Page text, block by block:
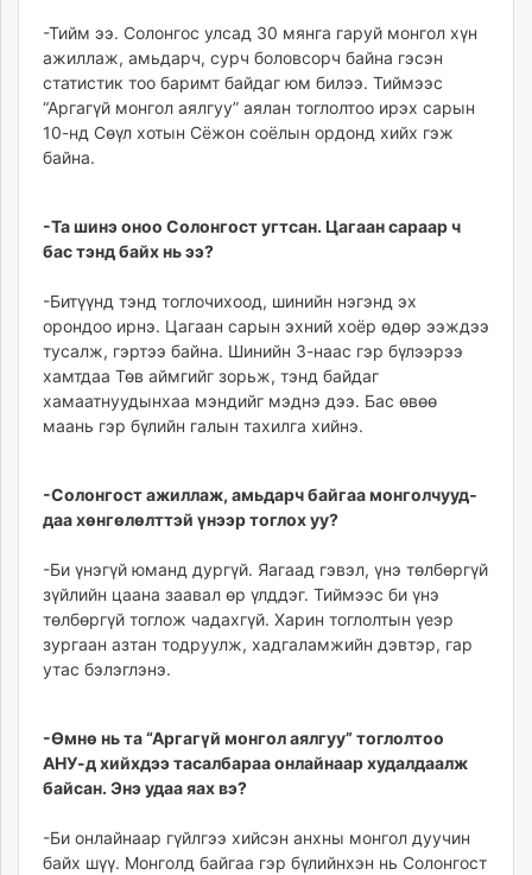
-Тийм ээ. Солонгос улсад 30 мянга гаруй монгол хүн
ажиллаж, амьдарч, сурч боловсорч байна гэсэн
статистик тоо баримт байдаг юм билээ. Тиймээс
“Аргагүй монгол аялгуу” аялан тоглолтоо ирэх сарын
10-нд Сөүл хотын Сёжон соёлын ордонд хийх гэж
байна.
-Та шинэ оноо Солонгост угтсан. Цагаан сараар ч
бас тэнд байх нь ээ?
-Битүүнд тэнд тогло­чихоод, шинийн нэгэнд эх
орондоо ирнэ. Цагаан сарын эхний хоёр өдөр ээждээ
тусалж, гэртээ байна. Шинийн 3-наас гэр бүлээрээ
хамтдаа Төв аймгийг зорьж, тэнд байдаг
хамаатнуудынхаа мэндийг мэднэ дээ. Бас өвөө
маань гэр бүлийн галын тахилга хийнэ.
-Солонгост ажиллаж, амь­дарч байгаа монгол­чууд­
даа хөнгөлөлттэй үнээр тоглох уу?
-Би үнэгүй юманд дур­гүй. Яагаад гэвэл, үнэ төлбөргүй
зүйлийн цаана заавал өр үлддэг. Тиймээс би үнэ
төлбөргүй тоглож чадахгүй. Харин тоглолтын үеэр
зургаан азтан тодруулж, хадгаламжийн дэвтэр, гар
утас бэлэглэнэ.
-Өмнө нь та “Аргагүй монгол аялгуу” тоглолтоо
АНУ-д хийхдээ тасалбараа онлайнаар худалдаалж
байсан. Энэ удаа яах вэ?
-Би онлайнаар гүйлгээ хийсэн анхны монгол дуучин
байх шүү. Монголд байгаа гэр бүлийнхэн нь Солонгост